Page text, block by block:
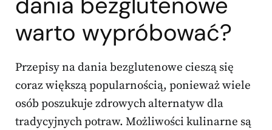
warto wypróbować?
Przepisy na dania bezglutenowe cieszą się
coraz większą popularnością, ponieważ wiele
osób poszukuje zdrowych alternatyw dla
tradycyjnych potraw. Możliwości kulinarne są